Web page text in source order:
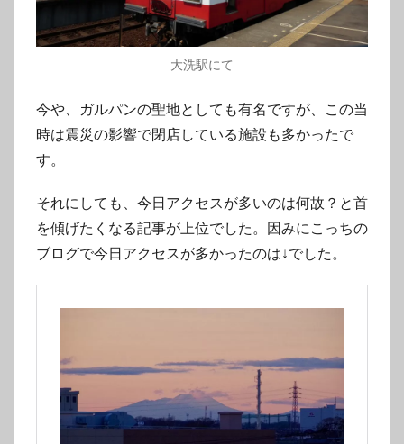
大洗駅にて
今や、ガルパンの聖地としても有名ですが、この当
時は震災の影響で閉店している施設も多かったで
す。
それにしても、今日アクセスが多いのは何故？と首
を傾げたくなる記事が上位でした。因みにこっちの
ブログで今日アクセスが多かったのは↓でした。